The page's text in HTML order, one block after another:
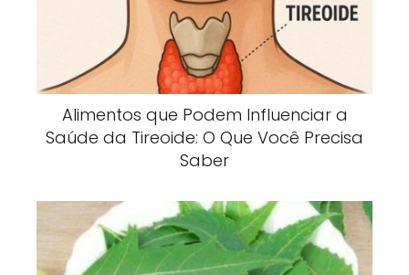
Alimentos que Podem Influenciar a
Saúde da Tireoide: O Que Você Precisa
Saber